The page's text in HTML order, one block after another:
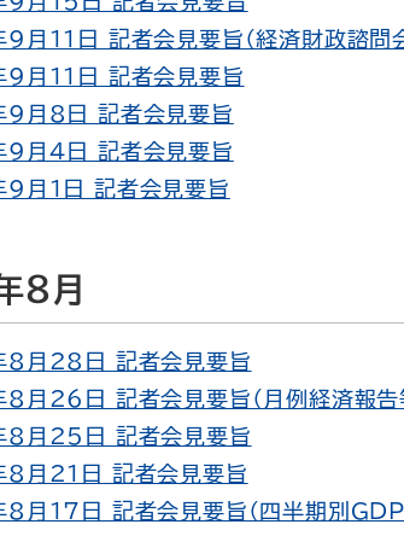
月11日 記者会見要旨（経済財政諮問
月11日 記者会見要旨
月8日 記者会見要旨
月4日 記者会見要旨
月1日 記者会見要旨
8月
月28日 記者会見要旨
月26日 記者会見要旨（月例経済報告
月25日 記者会見要旨
月21日 記者会見要旨
月17日 記者会見要旨（四半期別